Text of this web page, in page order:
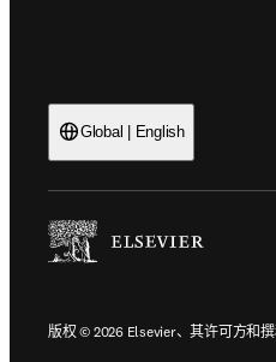
Global | English
版权 © 2026 Elsevier、其许可方和